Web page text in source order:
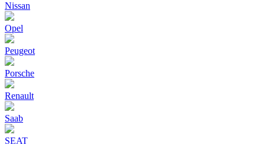
Nissan
Opel
Peugeot
Porsche
Renault
Saab
SEAT